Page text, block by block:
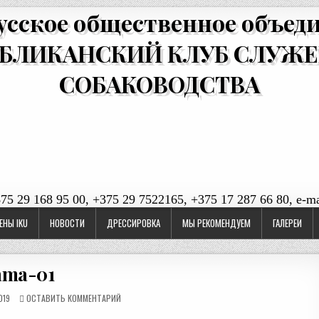
общественное
КЛУБ
СОБАКОВОДСТВА
29 168 95 00, +375 29 7522165, +375 17 287 66 80, e-
IKU НОВОСТИ ДРЕССИРОВКА МЫ РЕКОМЕНДУЕМ ГАЛЕРЕИ
01
ОСТАВИТЬ КОММЕНТАРИЙ